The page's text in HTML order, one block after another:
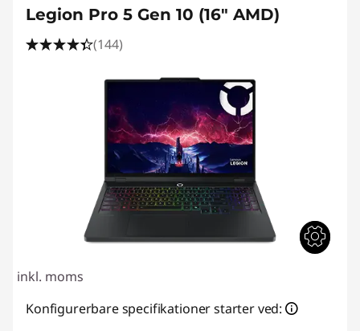
Legion Pro 5 Gen 10 (16" AMD)
(144)
inkl. moms
Konfigurerbare specifikationer starter ved: